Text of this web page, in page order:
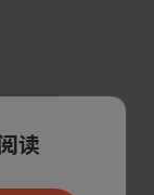
读